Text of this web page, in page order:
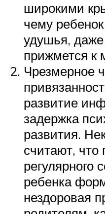
широкими
чему
удушья,
прижмется к
Чрезмерное
развитие
задержка
развития.
считают, что
регулярного
ребенка
нездоровая